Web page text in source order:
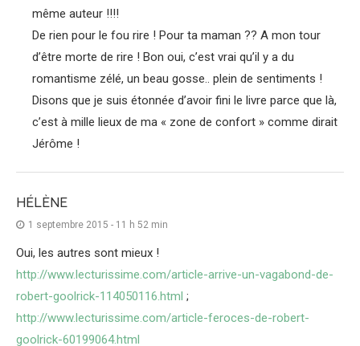
même auteur !!!!
De rien pour le fou rire ! Pour ta maman ?? A mon tour
d’être morte de rire ! Bon oui, c’est vrai qu’il y a du
romantisme zélé, un beau gosse.. plein de sentiments !
Disons que je suis étonnée d’avoir fini le livre parce que là,
c’est à mille lieux de ma « zone de confort » comme dirait
Jérôme !
HÉLÈNE
1 septembre 2015 - 11 h 52 min
Oui, les autres sont mieux !
http://www.lecturissime.com/article-arrive-un-vagabond-de-
robert-goolrick-114050116.html ;
http://www.lecturissime.com/article-feroces-de-robert-
goolrick-60199064.html